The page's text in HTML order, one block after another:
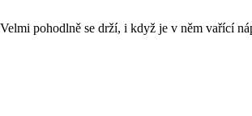
pohodlně se drží, i když je v něm vařící